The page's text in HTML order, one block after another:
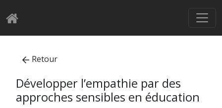
Retour
Développer l’empathie par des
approches sensibles en éducation